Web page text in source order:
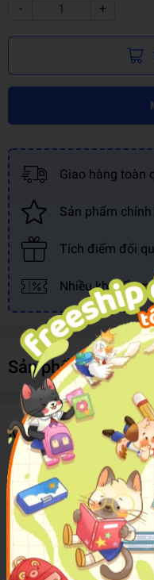
- +
Giao hàng toàn
Sản phẩm
Tích điểm đổi
Nhiều khuyến
Sản phẩm cùng loại
Mô tả sản phẩm
Exclusive Architecture &
House design is evolving
society. There is always
diverse requirements; in
solution to make the